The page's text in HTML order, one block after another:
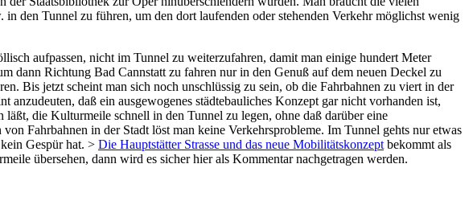
den Tunnel zu führen, um den dort laufenden oder stehenden Verkehr möglichst wenig
aufpassen, nicht im Tunnel zu weiterzufahren, damit man einige hundert Meter
dann Richtung Bad Cannstatt zu fahren nur in den Genuß auf dem neuen Deckel zu
Bis jetzt scheint man sich noch unschlüssig zu sein, ob die Fahrbahnen zu viert in der
daß ein ausgewogenes städtebauliches Konzept gar nicht vorhanden ist,
die Kulturmeile schnell in den Tunnel zu legen, ohne daß darüber eine
Fahrbahnen in der Stadt löst man keine Verkehrsprobleme. Im Tunnel gehts nur etwas
Gespür hat. > Die Hauptstätter Strasse und das neue Mobilitätskonzept bekommt als
übersehen, dann wird es sicher hier als Kommentar nachgetragen werden.